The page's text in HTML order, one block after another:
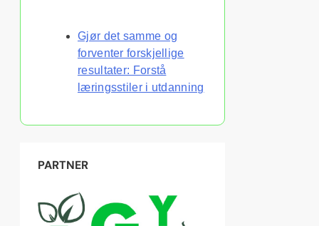
Gjør det samme og
forventer forskjellige
resultater: Forstå
læringsstiler i utdanning
PARTNER